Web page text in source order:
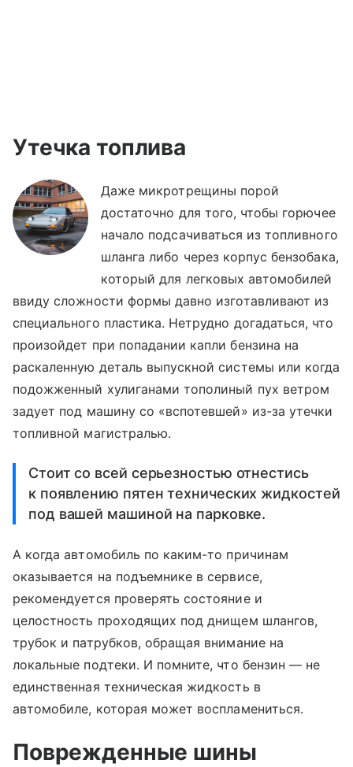
Утечка топлива
Даже микротрещины порой
достаточно для того, чтобы горючее
начало подсачиваться из топливного
шланга либо через корпус бензобака,
который для легковых автомобилей
ввиду сложности формы давно изготавливают из
специального пластика. Нетрудно догадаться, что
произойдет при попадании капли бензина на
раскаленную деталь выпускной системы или когда
подожженный хулиганами тополиный пух ветром
задует под машину со «вспотевшей» из-за утечки
топливной магистралью.
Стоит со всей серьезностью отнестись
к появлению пятен технических жидкостей
под вашей машиной на парковке.
А когда автомобиль по каким-то причинам
оказывается на подъемнике в сервисе,
рекомендуется проверять состояние и
целостность проходящих под днищем шлангов,
трубок и патрубков, обращая внимание на
локальные подтеки. И помните, что бензин — не
единственная техническая жидкость в
автомобиле, которая может воспламениться.
Поврежденные шины